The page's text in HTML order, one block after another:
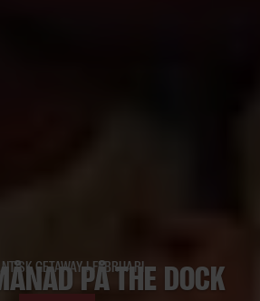
GETAWAY I FEBRUARI
PÅ THE DOCK